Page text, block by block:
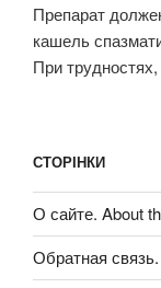
Препарат
кашель
При
СТОРІНКИ
О сайте. About
Обратная